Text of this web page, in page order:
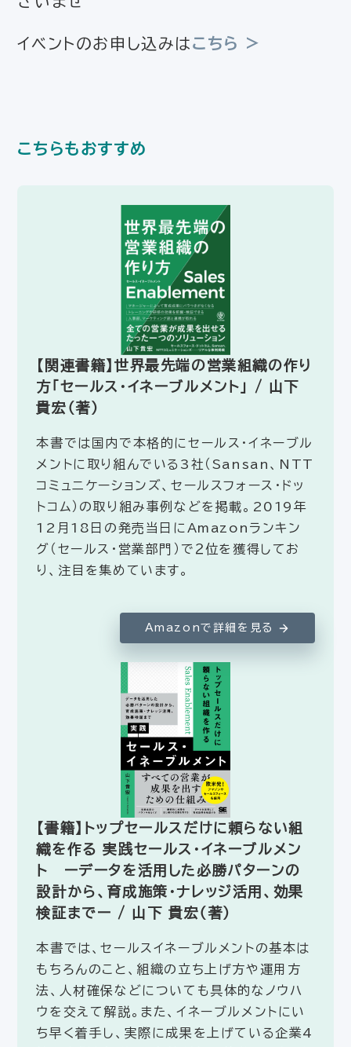
イベントのお申し込みは こちら >
こちらもおすすめ
【関連書籍】世界最先端の営業組織の作り
方「セールス・イネーブルメント」 / 山下
貴宏（著）
本書では国内で本格的にセールス・イネーブル
メントに取り組んでいる3社（Sansan、NTT
コミュニケーションズ、セールスフォース・ドッ
トコム）の取り組み事例などを掲載。2019年
12月18日の発売当日にAmazonランキン
グ（セールス・営業部門）で２位を獲得してお
り、注目を集めています。
Amazonで詳細を見る
【書籍】トップセールスだけに頼らない組
織を作る 実践セールス・イネーブルメン
ト ーデータを活用した必勝パターンの
設計から、育成施策・ナレッジ活用、効果
検証までー / 山下 貴宏（著）
本書では、セールスイネーブルメントの基本は
もちろんのこと、組織の立ち上げ方や運用方
法、人材確保などについても具体的なノウハ
ウを交えて解説。また、イネーブルメントにい
ち早く着手し、実際に成果を上げている企業4